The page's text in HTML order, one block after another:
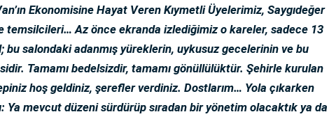
Ekonomisine Hayat Veren Kıymetli Üyelerimiz, Saygıdeğer
temsilcileri… Az önce ekranda izlediğimiz o kareler, sadece 13
bu salondaki adanmış yüreklerin, uykusuz gecelerinin ve bu
Tamamı bedelsizdir, tamamı gönüllülüktür. Şehirle kurulan
hoş geldiniz, şerefler verdiniz. Dostlarım… Yola çıkarken
Ya mevcut düzeni sürdürüp sıradan bir yönetim olacaktık ya da